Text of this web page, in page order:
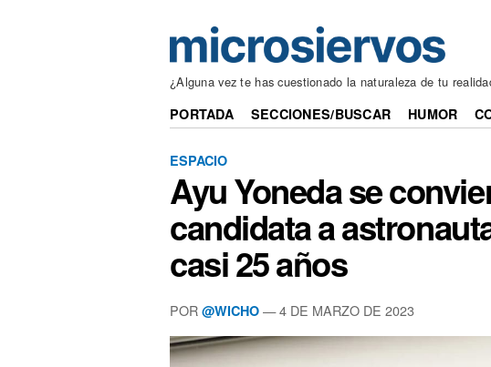
¿Alguna vez te has cuestionado la naturaleza de tu
PORTADA SECCIONES/BUSCAR HUMOR
ESPACIO
Ayu Yoneda se
candidata a
casi 25 años
POR @WICHO — 4 DE MARZO DE 2023